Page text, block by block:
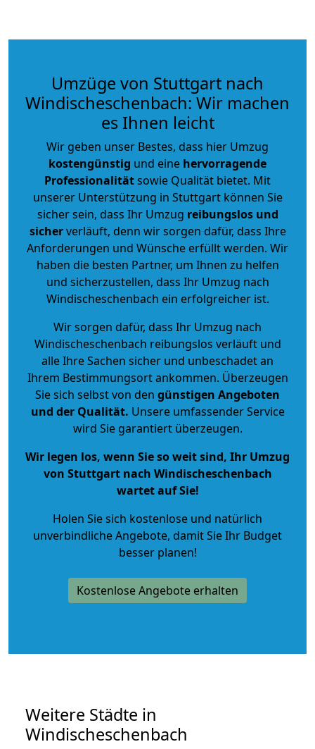
Umzüge von Stuttgart nach
Windischeschenbach: Wir machen
es Ihnen leicht
Wir geben unser Bestes, dass hier Umzug
kostengünstig und eine hervorragende
Professionalitätsowie Qualität bietet. Mit
unserer Unterstützung in Stuttgart können Sie
sicher sein, dass Ihr Umzug reibungslos und
sicherverläuft, denn wir sorgen dafür, dass Ihre
Anforderungen und Wünsche erfüllt werden. Wir
haben die besten Partner, um Ihnen zu helfen
und sicherzustellen, dass Ihr Umzug nach
Windischeschenbach ein erfolgreicher ist.
Wir sorgen dafür, dass Ihr Umzug nach
Windischeschenbach reibungslos verläuft und
alle Ihre Sachen sicher und unbeschadet an
Ihrem Bestimmungsort ankommen. Überzeugen
Sie sich selbst von den günstigen Angeboten
und der Qualität. Unsere umfassender Service
wird Sie garantiert überzeugen.
Wir legen los, wenn Sie so weit sind, Ihr Umzug
von Stuttgart nach Windischeschenbach
wartet auf Sie!
Holen Sie sich kostenlose und natürlich
unverbindliche Angebote, damit Sie Ihr Budget
besser planen!
Kostenlose Angebote erhalten
Weitere Städte in
Windischeschenbach